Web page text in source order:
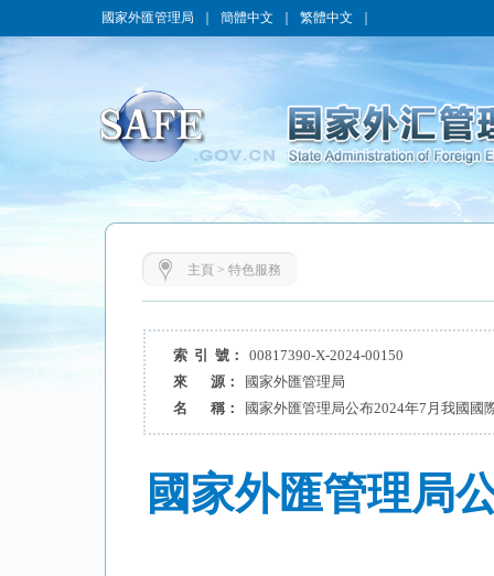
國家外匯管理局 簡體中文 繁體中文
主頁 > 特色服務
索 引 號：
00817390-X-2024-00150
來 源：
國家外匯管理局
名 稱：
國家外匯管理局公布2024年7月我國國
國家外匯管理局